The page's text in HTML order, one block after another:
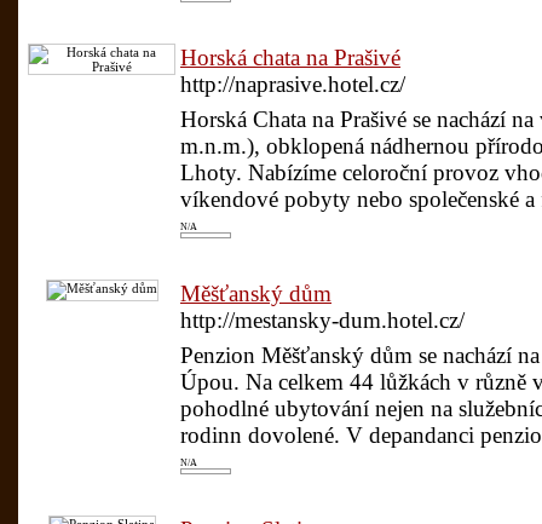
Horská chata na Prašivé
http://naprasive.hotel.cz/
Horská Chata na Prašivé se nachází
m.n.m.), obklopená nádhernou
Lhoty. Nabízíme celoroční provoz
víkendové pobyty nebo společenské
N/A
Měšťanský dům
http://mestansky-dum.hotel.cz/
Penzion Měšťanský dům se nachází
Úpou. Na celkem 44 lůžkách v různě
pohodlné ubytování nejen na
rodinn dovolené. V depandanci
N/A